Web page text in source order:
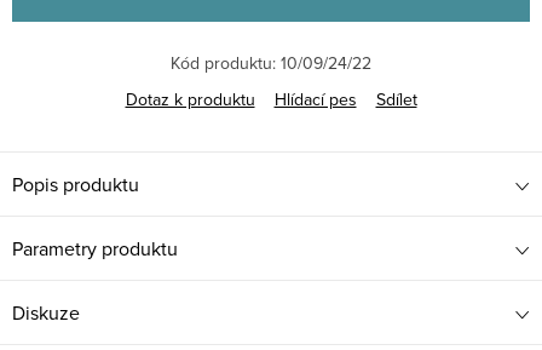
Kód produktu: 10/09/24/22
Dotaz k produktu
Hlídací pes Sdílet
Popis produktu
Parametry produktu
Diskuze